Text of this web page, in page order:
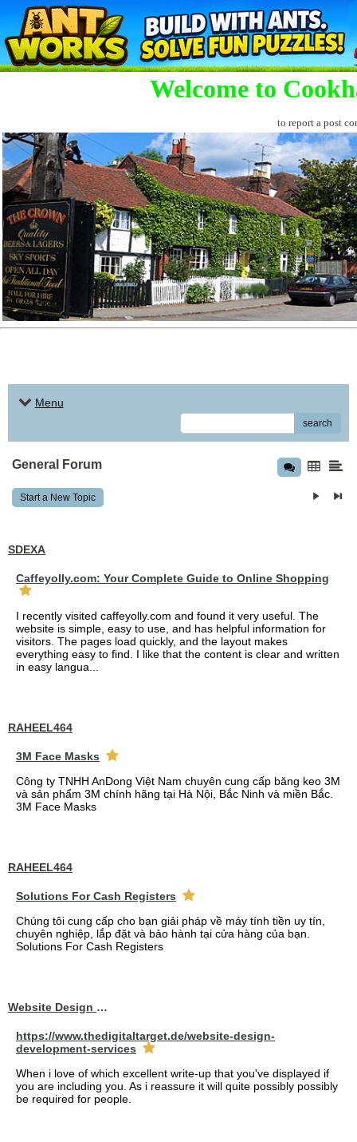
Welcome to
to report a post
Menu
search
General Forum
Start a New Topic
SDEXA
Caffeyolly.com: Your Complete Guide to Online Shopping
I recently visited caffeyolly.com and found it very useful. The
website is simple, easy to use, and has helpful information for
visitors. The pages load quickly, and the layout makes
everything easy to find. I like that the content is clear and written
in easy langua...
RAHEEL464
3M Face Masks
Công ty TNHH AnDong Việt Nam chuyên cung cấp băng keo 3M
và sản phẩm 3M chính hãng tại Hà Nội, Bắc Ninh và miền Bắc.
3M Face Masks
RAHEEL464
Solutions For Cash Registers
Chúng tôi cung cấp cho bạn giải pháp về máy tính tiền uy tín,
chuyên nghiệp, lắp đặt và bảo hành tại cửa hàng của bạn.
Solutions For Cash Registers
Website Design Services berin
https://www.thedigitaltarget.de/website-design-
development-services
When i love of which excellent write-up that you've displayed if
you are including you. As i reassure it will quite possibly possibly
be required for people.